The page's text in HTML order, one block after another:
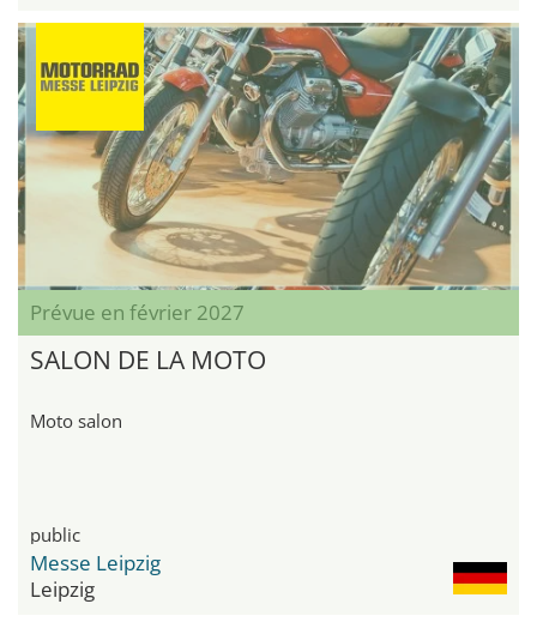
Prévue en février 2027
SALON DE LA MOTO
Moto salon
public
Messe Leipzig
Leipzig